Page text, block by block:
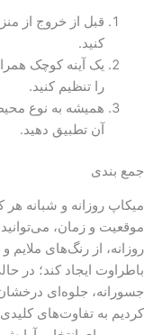
قبل از خروج از
کنید.
یک آینه کوچک
را تنظیم کنید.
همیشه به نوع
آن تطبیق دهید.
جمع بندی
میکاپ روزانه و شبانه
موقعیت و زمان،
روزانه، از رنگ‌های
باطراوت ایجاد کند؛ در
جسورانه، جلوه‌ای
کردیم به تفاوت‌های